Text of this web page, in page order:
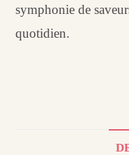
symphonie de
quotidien.